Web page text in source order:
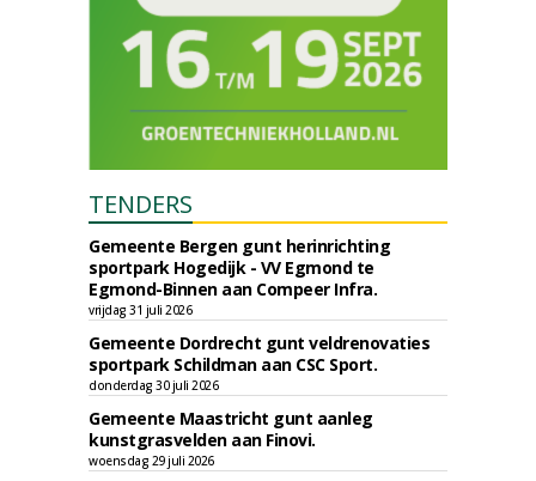
TENDERS
Gemeente Bergen gunt herinrichting
sportpark Hogedijk - VV Egmond te
Egmond-Binnen aan Compeer Infra.
vrijdag 31 juli 2026
Gemeente Dordrecht gunt veldrenovaties
sportpark Schildman aan CSC Sport.
donderdag 30 juli 2026
Gemeente Maastricht gunt aanleg
kunstgrasvelden aan Finovi.
woensdag 29 juli 2026